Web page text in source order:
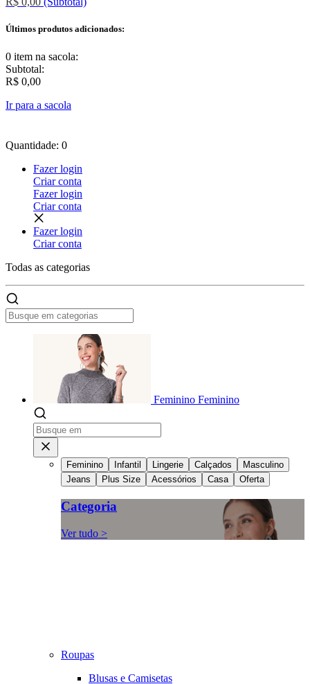
Últimos produtos adicionados:
0 item na sacola:
Subtotal:
R$ 0,00
Ir para a sacola
Quantidade: 0
Fazer login
Criar conta
Fazer login
Criar conta
Fazer login
Criar conta
Todas as categorias
Feminino Feminino
Feminino Infantil Lingerie Calçados
Masculino
Jeans
Plus Size Acessórios Casa Oferta
Categoria
Ver tudo >
Roupas
Blusas e Camisetas